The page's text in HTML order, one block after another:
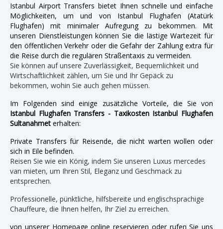
Istanbul Airport Transfers bietet Ihnen schnelle und einfache
Möglichkeiten, um und von Istanbul Flughafen (Atatürk
Flughafen) mit minimaler Aufregung zu bekommen. Mit
unseren Dienstleistungen können Sie die lästige Wartezeit für
den öffentlichen Verkehr oder die Gefahr der Zahlung extra für
die Reise durch die regulären Straßentaxis zu vermeiden.
Sie können auf unsere Zuverlässigkeit, Bequemlichkeit und
Wirtschaftlichkeit zählen, um Sie und Ihr Gepäck zu
bekommen, wohin Sie auch gehen müssen.
Im Folgenden sind einige zusätzliche Vorteile, die Sie von
Istanbul Flughafen Transfers - Taxikosten Istanbul Flughafen
Sultanahmet erhalten:
Private Transfers für Reisende, die nicht warten wollen oder
sich in Eile befinden.
Reisen Sie wie ein König, indem Sie unseren Luxus mercedes
van mieten, um Ihren Stil, Eleganz und Geschmack zu
entsprechen.
Professionelle, pünktliche, hilfsbereite und englischsprachige
Chauffeure, die Ihnen helfen, Ihr Ziel zu erreichen.
von unserer Homepage online reservieren oder rufen Sie uns